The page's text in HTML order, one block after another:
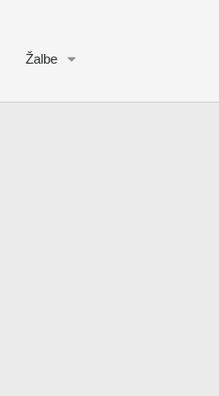
Žalbe